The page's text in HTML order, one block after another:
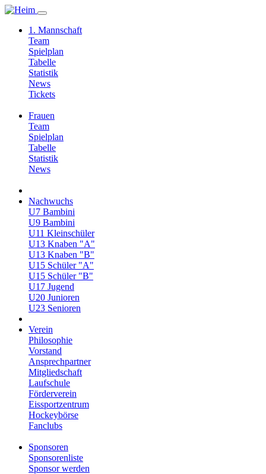
1. Mannschaft
Team
Spielplan
Tabelle
Statistik
News
Tickets
Frauen
Team
Spielplan
Tabelle
Statistik
News
Nachwuchs
U7 Bambini
U9 Bambini
U11 Kleinschüler
U13 Knaben "A"
U13 Knaben "B"
U15 Schüler "A"
U15 Schüler "B"
U17 Jugend
U20 Junioren
U23 Senioren
Verein
Philosophie
Vorstand
Ansprechpartner
Mitgliedschaft
Laufschule
Förderverein
Eissportzentrum
Hockeybörse
Fanclubs
Sponsoren
Sponsorenliste
Sponsor werden